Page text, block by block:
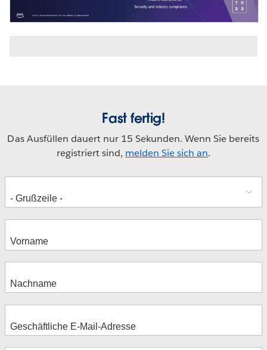
Fast fertig!
Das Ausfüllen dauert nur 15 Sekunden. Wenn Sie bereits
registriert sind, melden Sie sich an.